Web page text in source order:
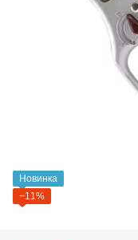
Новинка
−11%